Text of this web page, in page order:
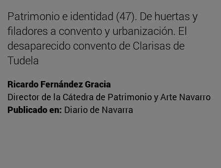
Patrimonio e identidad (47). De huertas y
filadores a convento y urbanización. El
desaparecido convento de Clarisas de
Tudela
Ricardo Fernández Gracia
Director de la Cátedra de Patrimonio y Arte Navarro
Publicado en: Diario de Navarra